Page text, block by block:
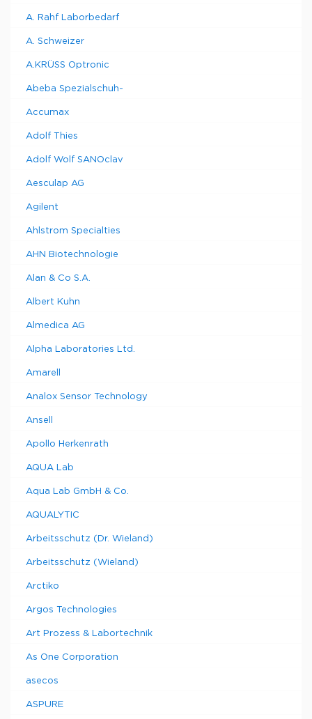
A. Rahf Laborbedarf
A. Schweizer
A.KRÜSS Optronic
Abeba Spezialschuh-
Accumax
Adolf Thies
Adolf Wolf SANOclav
Aesculap AG
Agilent
Ahlstrom Specialties
AHN Biotechnologie
Alan & Co S.A.
Albert Kuhn
Almedica AG
Alpha Laboratories Ltd.
Amarell
Analox Sensor Technology
Ansell
Apollo Herkenrath
AQUA Lab
Aqua Lab GmbH & Co.
AQUALYTIC
Arbeitsschutz (Dr. Wieland)
Arbeitsschutz (Wieland)
Arctiko
Argos Technologies
Art Prozess & Labortechnik
As One Corporation
asecos
ASPURE